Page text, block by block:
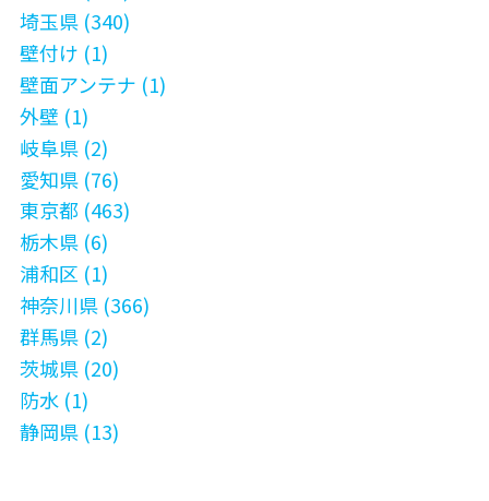
埼玉県 (340)
壁付け (1)
壁面アンテナ (1)
外壁 (1)
岐阜県 (2)
愛知県 (76)
東京都 (463)
栃木県 (6)
浦和区 (1)
神奈川県 (366)
群馬県 (2)
茨城県 (20)
防水 (1)
静岡県 (13)